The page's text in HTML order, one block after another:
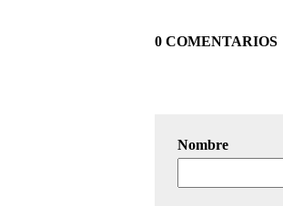
0 COMENTARIOS
Nombre